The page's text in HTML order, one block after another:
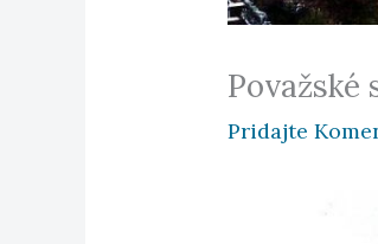
Považské
Pridajte